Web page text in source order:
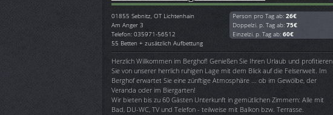
01855 Sebnitz, OT Lichtenhain
Am Anger 3
Telefon: 035971-56512
55 Betten + zusätzlich Aufbettung
Person pro Tag ab: 26€
Doppelzi. p. Tag ab: 75€
Einzelzi. p. Tag ab: 60€
Herzlich Willkommen im Berghof! Genießen Sie Ihren Urlaub und profitieren
Sie von unserer herrlich ruhigen Lage mit dem Blick auf die Felsenwelt. Im
Berghof erwartet Sie eine zünftige Atmosphäre ... ob im Gewölbe, der
Veranda oder im Biergarten!
Wir bieten bis zu 60 Gästen Unterkunft in gemütlichen Zimmern: Alle mit
Bad, DU-WC, TV und Telefon - teilweise mit Balkon bzw. Terrasse.